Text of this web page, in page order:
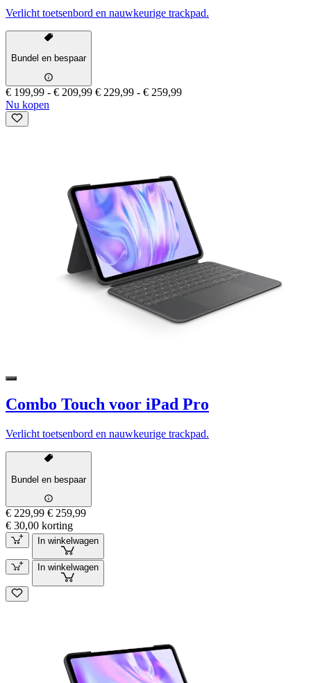
Verlicht toetsenbord en nauwkeurige trackpad.
Bundel en bespaar
€ 199,99 - € 209,99 € 229,99 - € 259,99
Nu kopen
Combo Touch voor iPad Pro
Verlicht toetsenbord en nauwkeurige trackpad.
Bundel en bespaar
€ 229,99 € 259,99
€ 30,00 korting
In winkelwagen
In winkelwagen